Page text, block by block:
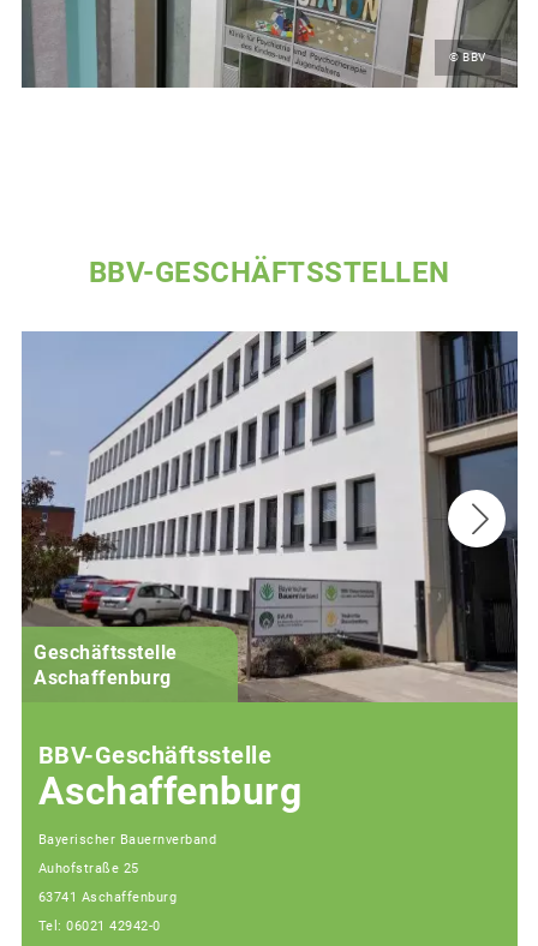
© BBV
BBV-GESCHÄFTSSTELLEN
Geschäftsstelle
Aschaffenburg
BBV-Geschäftsstelle
Aschaffenburg
Bayerischer Bauernverband
Auhofstraße 25
63741 Aschaffenburg
Tel: 06021 42942-0